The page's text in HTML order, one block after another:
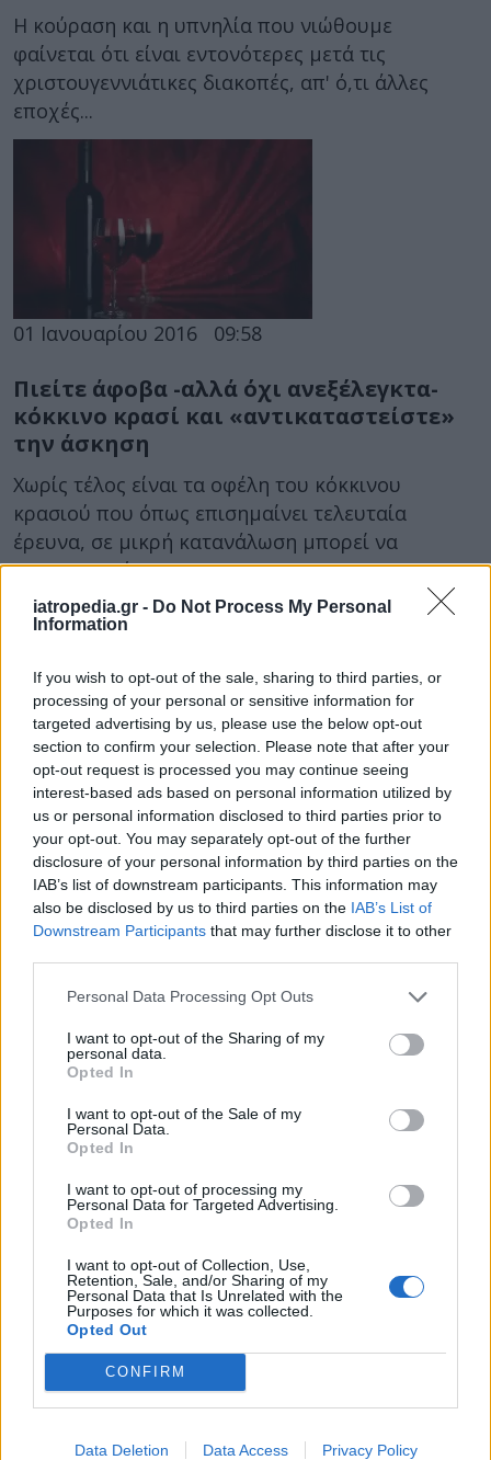
iatropedia.gr - Do Not Process My Personal
Information
If you wish to opt-out of the sale, sharing to third parties, or
processing of your personal or sensitive information for
targeted advertising by us, please use the below opt-out
section to confirm your selection. Please note that after your
opt-out request is processed you may continue seeing
interest-based ads based on personal information utilized by
us or personal information disclosed to third parties prior to
your opt-out. You may separately opt-out of the further
disclosure of your personal information by third parties on the
IAB’s list of downstream participants. This information may
also be disclosed by us to third parties on the IAB’s List of
Downstream Participants that may further disclose it to other
Personal Data Processing Opt Outs
I want to opt-out of the Sharing of my
personal data.
Opted In
I want to opt-out of the Sale of my
Personal Data.
Opted In
I want to opt-out of processing my
Personal Data for Targeted Advertising.
Opted In
I want to opt-out of Collection, Use,
Retention, Sale, and/or Sharing of my
Personal Data that Is Unrelated with the
Purposes for which it was collected.
Opted Out
CONFIRM
Data Deletion Data Access Privacy Policy
Η κούραση και η υπνηλία που νιώθουμε
φαίνεται ότι είναι εντονότερες μετά τις
χριστουγεννιάτικες διακοπές, απ' ό,τι άλλες
εποχές...
01 Ιανουαρίου 2016 09:58
Πιείτε άφοβα -αλλά όχι ανεξέλεγκτα-
κόκκινο κρασί και «αντικαταστείστε»
την άσκηση
Χωρίς τέλος είναι τα οφέλη του κόκκινου
κρασιού που όπως επισημαίνει τελευταία
έρευνα, σε μικρή κατανάλωση μπορεί να
αντικαταστήσει...
01 Ιανουαρίου 2016 09:00
Επιτεύγματα της Ιατρικής που θα είναι
στην διάθεσή μας το 2016
Ιατρική και Φαρμακολογία προχωρούν με
γοργούς ρυθμούς τις τελευταίες δεκαετίες με
31 Δεκεμβρίου 2015
Συνάντηση «κορυφής» γιατρών λίγο
πριν από την πρωτοχρονιά
Συνάντηση μελών του προεδρείου του ΙΣΑ με τις
επαγγελματικές ενώσεις εργαστηριακών γιατρών
για την υποκοστολόγηση των διαγνωστικών